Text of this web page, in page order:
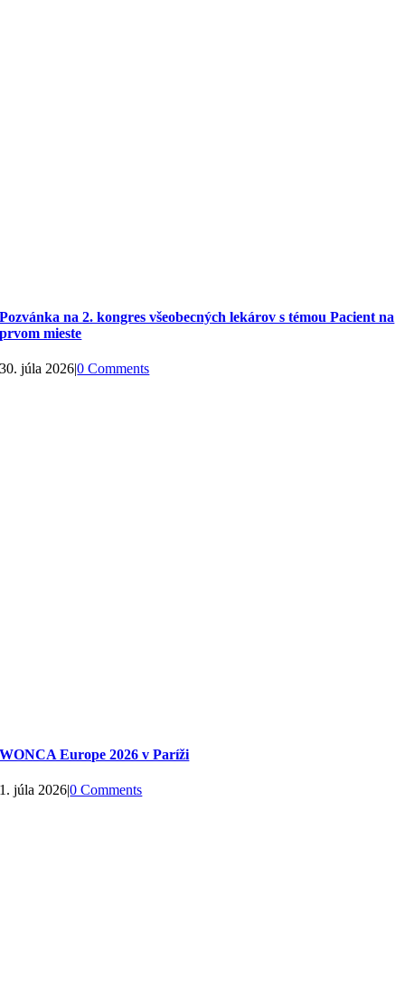
Pozvánka na 2. kongres všeobecných lekárov s témou Pacient na
prvom mieste
30. júla 2026|0 Comments
WONCA Europe 2026 v Paríži
1. júla 2026|0 Comments